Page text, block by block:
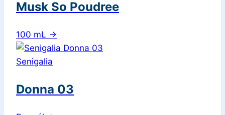
Musk So Poudree
100 mL →
Senigalia
Donna 03